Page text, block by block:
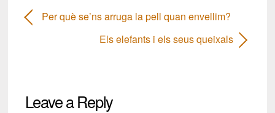
Per què se’ns arruga la pell quan envellim?
Els elefants i els seus queixals
Leave a Reply